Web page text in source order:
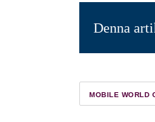
Denna
MOBILE WORLD